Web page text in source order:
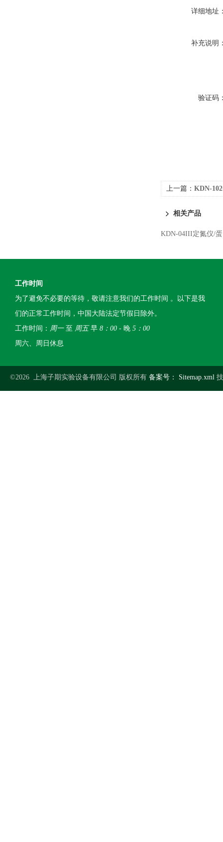
详细地址
补充说明
验证码
上一篇： KDN-
相关产品
KDN-04III定氮仪/
工作时间
为了避免不必要的等待，敬请注意我们的工作时间 。以下是我
们的正常工作时间，中国大陆法定节假日除外。
工作时间： 周一至 周五早 8：00 - 晚 5：00
周六、周日休息
©2026 上海子期实验设备有限公司 版权所有 备案号： Sitemap.xml